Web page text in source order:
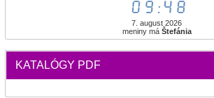
09:49
7. august 2026
meniny má Štefánia
KATALÓGY PDF